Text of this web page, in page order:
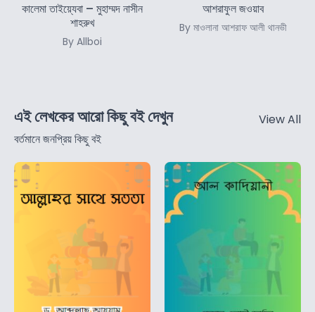
কালেমা তাইয়্যেবা – মুহাম্মদ নাসীন
শাহরুখ
By Allboi
আশরাফুল জওয়াব
By মাওলানা আশরাফ আলী থানভী
এই লেখকের আরো কিছু বই দেখুন
বর্তমানে জনপ্রিয় কিছু বই
View All